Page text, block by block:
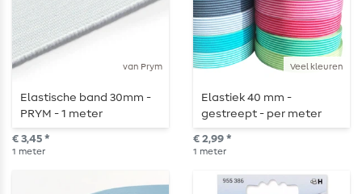
van Prym
Elastische band 30mm -
PRYM - 1 meter
€ 3,45 *
1 meter
Veel kleuren
Elastiek 40 mm -
gestreept - per meter
€ 2,99 *
1 meter